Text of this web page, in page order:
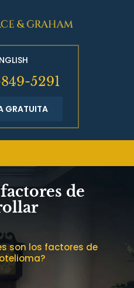
5291
GRATUITA
de
son los factores de